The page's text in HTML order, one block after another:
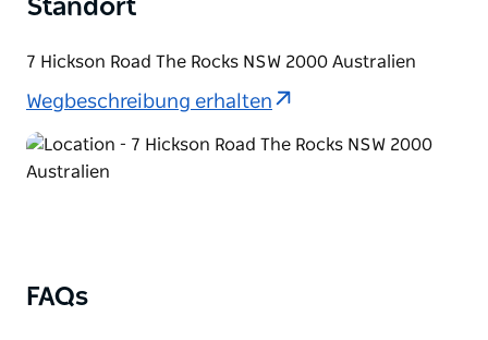
Standort
7 Hickson Road The Rocks NSW 2000 Australien
Wegbeschreibung erhalten
FAQs